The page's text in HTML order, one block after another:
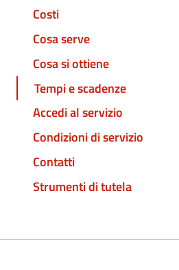
Costi
Cosa serve
Cosa si ottiene
Tempi e scadenze
Accedi al servizio
Condizioni di servizio
Contatti
Strumenti di tutela